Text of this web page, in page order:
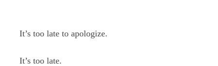
It’s too late to apologize.
It’s too late.